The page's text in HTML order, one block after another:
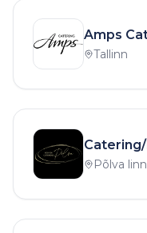
Amps
Tallinn
Põlva linn